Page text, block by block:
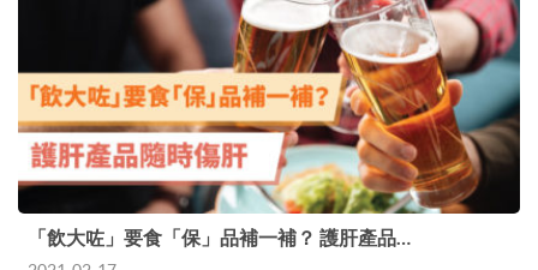
「飲大咗」要食「保」品補一補？ 護肝產品…